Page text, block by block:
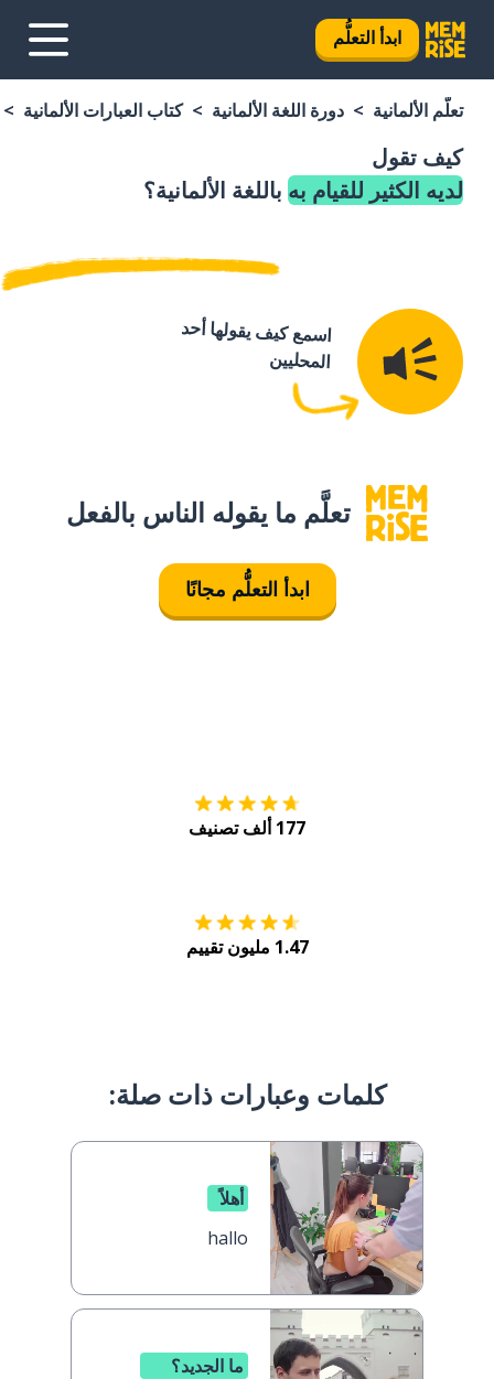
ابدأ التعلُّم
تعلَّم الألمانية دورة اللغة الألمانية كتاب العبارات الألمانية
كيف تقول
لديه الكثير للقيام به باللغة الألمانية؟
اسمع كيف يقولها أحد
المحليين
تعلَّم ما يقوله الناس بالفعل
ابدأ التعلُّم مجانًا
177 ألف تصنيف
1.47 مليون تقييم
كلمات وعبارات ذات صلة:
أهلاً
hallo
ما الجديد؟